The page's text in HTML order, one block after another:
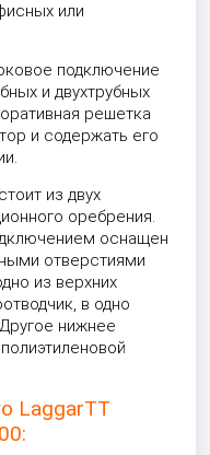
или
подключение
и двухтрубных
решетка
и содержать его
из двух
оребрения.
оснащен
отверстиями
из верхних
в одно
нижнее
LaggarTT